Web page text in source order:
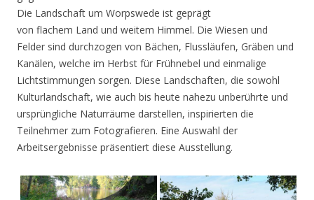
Die Landschaft um Worpswede ist geprägt
von flachem Land und weitem Himmel. Die Wiesen und
Felder sind durchzogen von Bächen, Flussläufen, Gräben und
Kanälen, welche im Herbst für Frühnebel und einmalige
Lichtstimmungen sorgen. Diese Landschaften, die sowohl
Kulturlandschaft, wie auch bis heute nahezu unberührte und
ursprüngliche Naturräume darstellen, inspirierten die
Teilnehmer zum Fotografieren. Eine Auswahl der
Arbeitsergebnisse präsentiert diese Ausstellung.